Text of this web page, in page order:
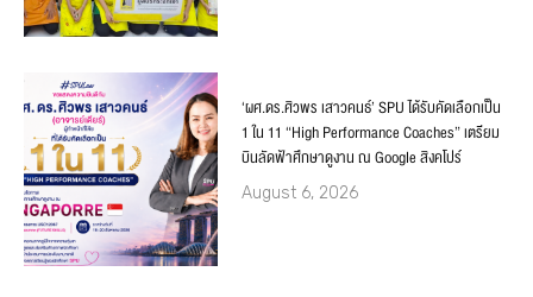
‘ผศ.ดร.ศิวพร เสาวคนธ์’ SPU ได้รับคัดเลือกเป็น
1 ใน 11 “High Performance Coaches” เตรียม
บินลัดฟ้าศึกษาดูงาน ณ Google สิงคโปร์
August 6, 2026